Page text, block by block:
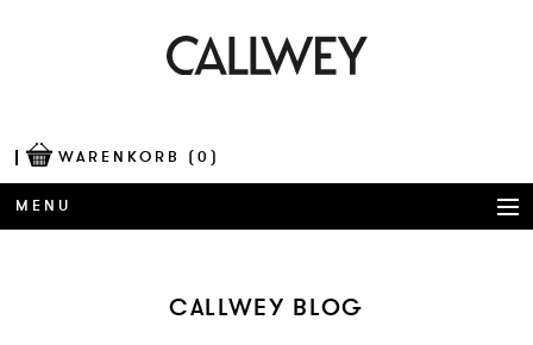
WARENKORB (0)
MENU
AWARDS
CALLWEY BLOG